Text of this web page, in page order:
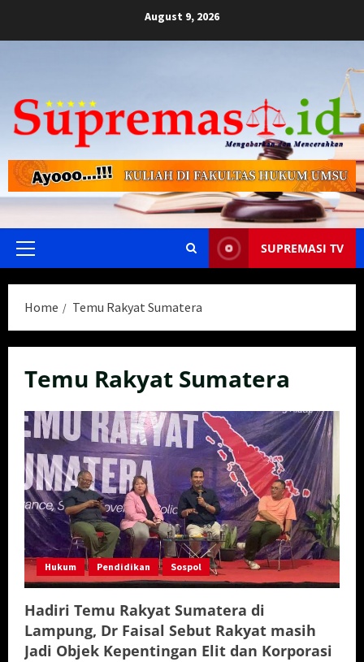
August 9, 2026
Primary
SUPREMASI TV
Home Temu Rakyat Sumatera
Temu Rakyat Sumatera
Hukum Pendidikan Sospol
Hadiri Temu Rakyat Sumatera di
Lampung, Dr Faisal Sebut Rakyat masih
Jadi Objek Kepentingan Elit dan Korporasi